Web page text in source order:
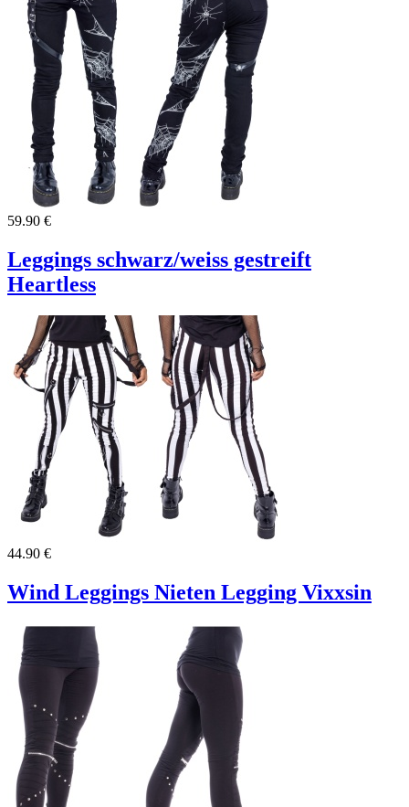
59.90 €
Leggings schwarz/weiss gestreift
Heartless
44.90 €
Wind Leggings Nieten Legging Vixxsin